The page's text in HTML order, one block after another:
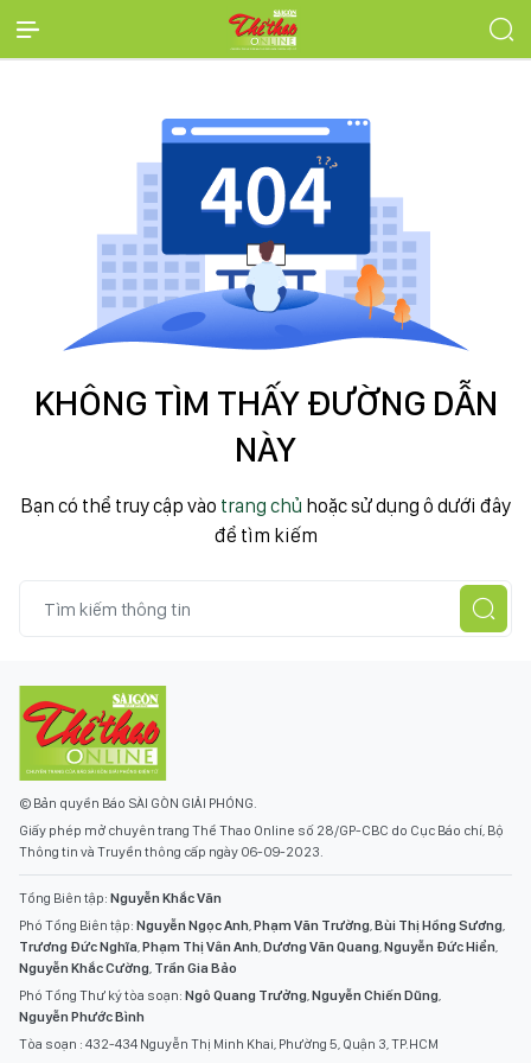
KHÔNG TÌM THẤY ĐƯỜNG DẪN
NÀY
Bạn có thể truy cập vào trang chủ hoặc sử dụng ô dưới đây
để tìm kiếm
© Bản quyền Báo SÀI GÒN GIẢI PHÓNG.
Giấy phép mở chuyên trang Thể Thao Online số 28/GP-CBC do Cục Báo chí, Bộ
Thông tin và Truyền thông cấp ngày 06-09-2023.
Tổng Biên tập: Nguyễn Khắc Văn
Phó Tổng Biên tập: Nguyễn Ngọc Anh,Phạm Văn Trường,Bùi Thị Hồng Sương,
Trương Đức Nghĩa,Phạm Thị Vân Anh,Dương Văn Quang,Nguyễn Đức Hiển,
Nguyễn Khắc Cường, Trần Gia Bảo
Phó Tổng Thư ký tòa soạn: Ngô Quang Trưởng,Nguyễn Chiến Dũng,
Nguyễn Phước Bình
Tòa soạn : 432-434 Nguyễn Thị Minh Khai, Phường 5, Quận 3, TP.HCM